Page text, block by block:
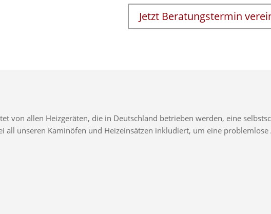
Jetzt Beratungstermin
von allen Heizgeräten, die in Deutschland betrieben werden, eine
all unseren Kaminöfen und Heizeinsätzen inkludiert, um eine